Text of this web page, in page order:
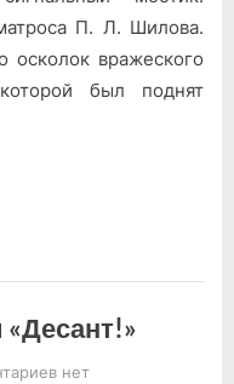
П. Л. Шилова.
осколок вражеского
был поднят
кнет